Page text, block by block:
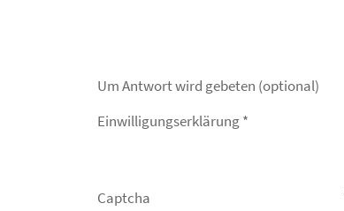
Um Antwort wird gebeten (optional)
Einwilligungs­erklärung *
Captcha